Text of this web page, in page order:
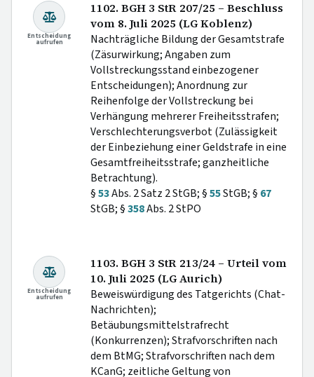
Entscheidung
aufrufen
1102. BGH 3 StR 207/25 – Beschluss
vom 8. Juli 2025 (LG Koblenz)
Nachträgliche Bildung der Gesamtstrafe
(Zäsurwirkung; Angaben zum
Vollstreckungsstand einbezogener
Entscheidungen); Anordnung zur
Reihenfolge der Vollstreckung bei
Verhängung mehrerer Freiheitsstrafen;
Verschlechterungsverbot (Zulässigkeit
der Einbeziehung einer Geldstrafe in eine
Gesamtfreiheitsstrafe; ganzheitliche
Betrachtung).
§53Abs. 2 Satz 2 StGB; §55StGB; § 67
StGB; §358Abs. 2 StPO
Entscheidung
aufrufen
1103. BGH 3 StR 213/24 – Urteil vom
10. Juli 2025 (LG Aurich)
Beweiswürdigung des Tatgerichts (Chat-
Nachrichten);
Betäubungsmittelstrafrecht
(Konkurrenzen); Strafvorschriften nach
dem BtMG; Strafvorschriften nach dem
KCanG; zeitliche Geltung von